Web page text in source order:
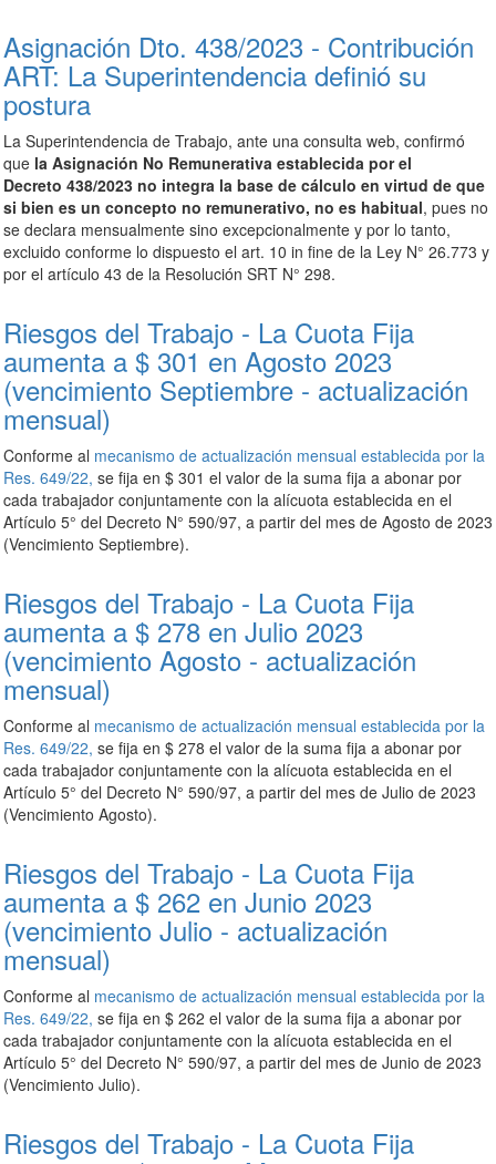
Asignación Dto. 438/2023 - Contribución
ART: La Superintendencia definió su
postura
La Superintendencia de Trabajo, ante una consulta web, confirmó
que la Asignación No Remunerativa establecida por el
Decreto 438/2023 no integra la base de cálculo en virtud de que
si bien es un concepto no remunerativo, no es habitual, pues no
se declara mensualmente sino excepcionalmente y por lo tanto,
excluido conforme lo dispuesto el art. 10 in fine de la Ley N° 26.773 y
por el artículo 43 de la Resolución SRT N° 298.
Riesgos del Trabajo - La Cuota Fija
aumenta a $ 301 en Agosto 2023
(vencimiento Septiembre - actualización
mensual)
Conforme al mecanismo de actualización mensual establecida por la
Res. 649/22, se fija en $ 301 el valor de la suma fija a abonar por
cada trabajador conjuntamente con la alícuota establecida en el
Artículo 5° del Decreto N° 590/97, a partir del mes de Agosto de 2023
(Vencimiento Septiembre).
Riesgos del Trabajo - La Cuota Fija
aumenta a $ 278 en Julio 2023
(vencimiento Agosto - actualización
mensual)
Conforme al mecanismo de actualización mensual establecida por la
Res. 649/22, se fija en $ 278 el valor de la suma fija a abonar por
cada trabajador conjuntamente con la alícuota establecida en el
Artículo 5° del Decreto N° 590/97, a partir del mes de Julio de 2023
(Vencimiento Agosto).
Riesgos del Trabajo - La Cuota Fija
aumenta a $ 262 en Junio 2023
(vencimiento Julio - actualización
mensual)
Conforme al mecanismo de actualización mensual establecida por la
Res. 649/22, se fija en $ 262 el valor de la suma fija a abonar por
cada trabajador conjuntamente con la alícuota establecida en el
Artículo 5° del Decreto N° 590/97, a partir del mes de Junio de 2023
(Vencimiento Julio).
Riesgos del Trabajo - La Cuota Fija